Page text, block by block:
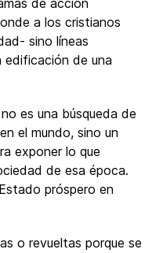
de acción
a los cristianos
sino líneas
edificación de una
es una búsqueda de
el mundo, sino un
exponer lo que
de esa época.
próspero en
o revueltas porque se